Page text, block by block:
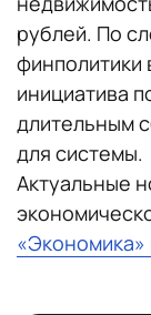
рублей. По
финполитики
инициатива
длительным
для системы.
Актуальные
«Экономика»